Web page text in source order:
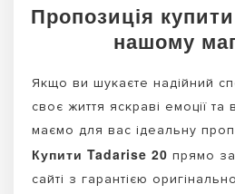
Пропозиція
нашому
Якщо ви шукаєте надійний
своє життя яскраві емоції та
маємо для вас ідеальну
Купити Tadarise 20 прямо
сайті з гарантією